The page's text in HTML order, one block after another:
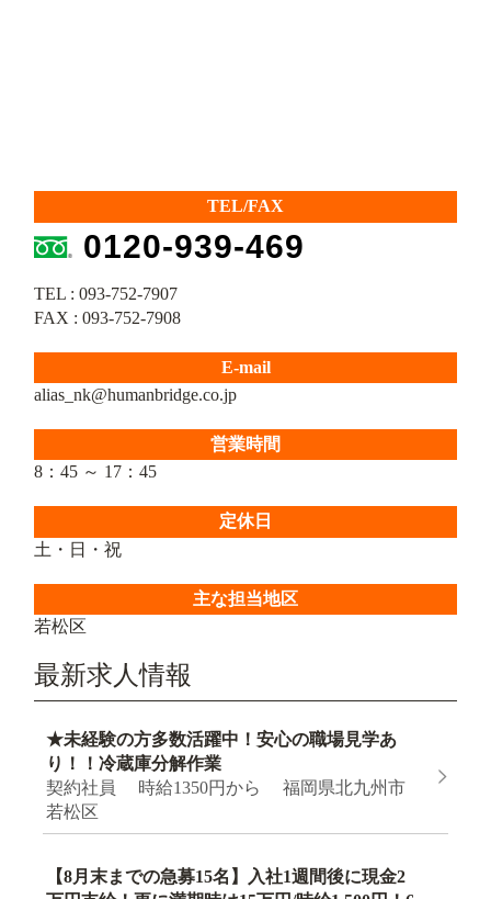
TEL/FAX
0120-939-469
TEL : 093-752-7907
FAX : 093-752-7908
E-mail
alias_nk@humanbridge.co.jp
営業時間
8：45 ～ 17：45
定休日
土・日・祝
主な担当地区
若松区
最新求人情報
★未経験の方多数活躍中！安心の職場見学あ
り！！冷蔵庫分解作業
契約社員 時給1350円から 福岡県北九州市
若松区
【8月末までの急募15名】入社1週間後に現金2